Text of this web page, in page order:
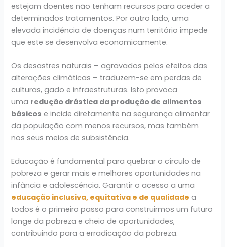
estejam doentes não tenham recursos para aceder a
determinados tratamentos. Por outro lado, uma
elevada incidência de doenças num território impede
que este se desenvolva economicamente.
Os desastres naturais – agravados pelos efeitos das
alterações climáticas – traduzem-se em perdas de
culturas, gado e infraestruturas. Isto provoca
uma redução drástica da produção de alimentos
básicos e incide diretamente na segurança alimentar
da população com menos recursos, mas também
nos seus meios de subsistência.
Educação é fundamental para quebrar o círculo de
pobreza e gerar mais e melhores oportunidades na
infância e adolescência. Garantir o acesso a uma
educação inclusiva, equitativa e de qualidade a
todos é o primeiro passo para construirmos um futuro
longe da pobreza e cheio de oportunidades,
contribuindo para a erradicação da pobreza.